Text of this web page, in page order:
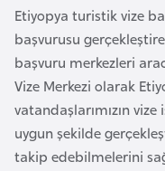
Etiyopya turistik vize
başvurusu
başvuru merkezleri
Vize Merkezi olarak
vatandaşlarımızın
uygun şekilde
takip edebilmelerini
ş
B
e
l
a
r